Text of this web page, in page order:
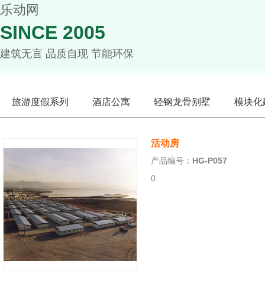
乐动网
SINCE 2005
建筑无言 品质自现 节能环保
旅游度假系列 酒店公寓 轻钢龙骨别墅 模块化
活动房
产品编号： HG-P057
0